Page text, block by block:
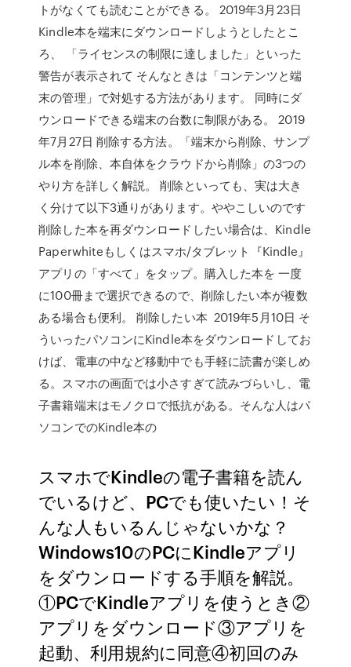
トがなくても読むことができる。 2019年3月23日
Kindle本を端末にダウンロードしようとしたとこ
ろ、 「ライセンスの制限に達しました」といった
警告が表示されて そんなときは「コンテンツと端
末の管理」で対処する方法があります。 同時にダ
ウンロードできる端末の台数に制限がある。 2019
年7月27日 削除する方法。「端末から削除、サンプ
ル本を削除、本自体をクラウドから削除」の3つの
やり方を詳しく解説。 削除といっても、実は大き
く分けて以下3通りがあります。ややこしいのです
削除した本を再ダウンロードしたい場合は、Kindle
Paperwhiteもしくはスマホ/タブレット『Kindle』
アプリの「すべて」をタップ。購入した本を 一度
に100冊まで選択できるので、削除したい本が複数
ある場合も便利。 削除したい本 2019年5月10日 そ
ういったパソコンにKindle本をダウンロードしてお
けば、電車の中など移動中でも手軽に読書が楽しめ
る。スマホの画面では小さすぎて読みづらいし、電
子書籍端末はモノクロで抵抗がある。そんな人はパ
ソコンでのKindle本の
スマホでKindleの電子書籍を読ん
でいるけど、PCでも使いたい！そ
んな人もいるんじゃないかな？
Windows10のPCにKindleアプリ
をダウンロードする手順を解説。
①PCでKindleアプリを使うとき②
アプリをダウンロード③アプリを
起動、利用規約に同意④初回のみ